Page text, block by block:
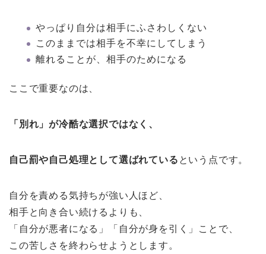
やっぱり自分は相手にふさわしくない
このままでは相手を不幸にしてしまう
離れることが、相手のためになる
ここで重要なのは、
「別れ」が冷酷な選択ではなく、
自己罰や自己処理として選ばれている という点です。
自分を責める気持ちが強い人ほど、
相手と向き合い続けるよりも、
「自分が悪者になる」「自分が身を引く」ことで、
この苦しさを終わらせようとします。